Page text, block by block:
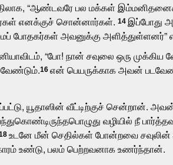
“ஆண்டவரே பல மக்கள் இம்மனிதனைக்
எனக்குச் சொன்னார்கள். 14 இப்போது
போதகர்கள் அவனுக்கு அளித்துள்ளனர்”
“போ! நான் சவுலை ஒரு முக்கிய
16 என் பெயருக்காக அவன்
யூதாஸின் வீட்டிற்குச் சென்றான்.
வழியில் நீ
உடனே மீன் செதில்கள் போன்றவை சவுலின்
உண்டு, பலம் பெற்றவனாக உணர்ந்தான்.